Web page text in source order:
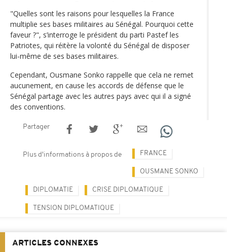
"Quelles sont les raisons pour lesquelles la France
multiplie ses bases militaires au Sénégal. Pourquoi cette
faveur ?", s’interroge le président du parti Pastef les
Patriotes, qui réitère la volonté du Sénégal de disposer
lui-même de ses bases militaires.
Cependant, Ousmane Sonko rappelle que cela ne remet
aucunement, en cause les accords de défense que le
Sénégal partage avec les autres pays avec qui il a signé
des conventions.
Partager
Plus d'informations à propos de FRANCE
OUSMANE SONKO
DIPLOMATIE CRISE DIPLOMATIQUE
TENSION DIPLOMATIQUE
ARTICLES CONNEXES